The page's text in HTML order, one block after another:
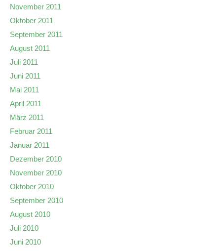
November 2011
Oktober 2011
September 2011
August 2011
Juli 2011
Juni 2011
Mai 2011
April 2011
März 2011
Februar 2011
Januar 2011
Dezember 2010
November 2010
Oktober 2010
September 2010
August 2010
Juli 2010
Juni 2010